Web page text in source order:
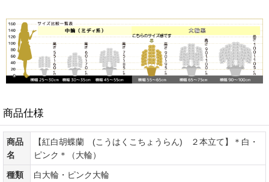
商品仕様
商品
名
【紅白胡蝶蘭 (こうはくこちょうらん) ２本立て】＊白・
ピンク＊（大輪）
種類 白大輪・ピンク大輪